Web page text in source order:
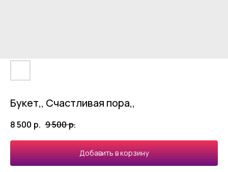
Букет,, Счастливая пора,,
8 500 р. 9 500р.
Добавить в корзину